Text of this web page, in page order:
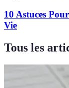
10 Astuces
Vie
Tous les